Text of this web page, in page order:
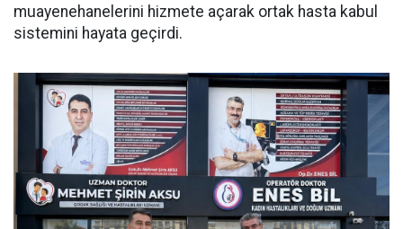
muayenehanelerini hizmete açarak ortak hasta kabul
sistemini hayata geçirdi.